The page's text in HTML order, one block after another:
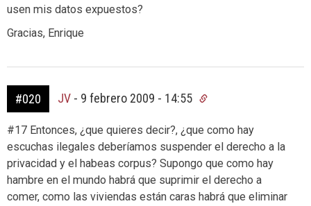
usen mis datos expuestos?
Gracias, Enrique
#020 JV - 9 febrero 2009 - 14:55
#17 Entonces, ¿que quieres decir?, ¿que como hay
escuchas ilegales deberíamos suspender el derecho a la
privacidad y el habeas corpus? Supongo que como hay
hambre en el mundo habrá que suprimir el derecho a
comer, como las viviendas están caras habrá que eliminar